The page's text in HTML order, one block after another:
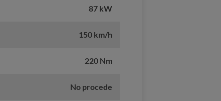
87 kW
150 km/h
220 Nm
No procede